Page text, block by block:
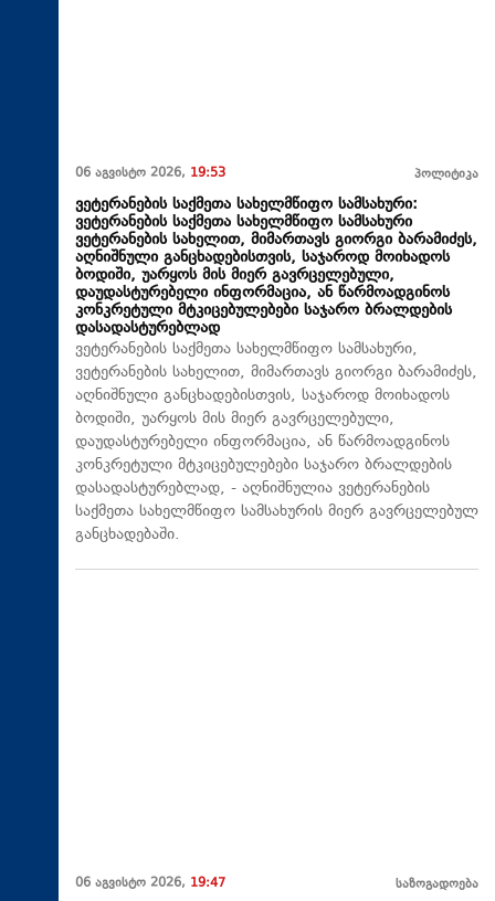
06 აგვისტო 2026, 19:53 პოლიტიკა
ვეტერანების საქმეთა სახელმწიფო სამსახური:
ვეტერანების საქმეთა სახელმწიფო სამსახური
ვეტერანების სახელით, მიმართავს გიორგი ბარამიძეს,
აღნიშნული განცხადებისთვის, საჯაროდ მოიხადოს
ბოდიში, უარყოს მის მიერ გავრცელებული,
დაუდასტურებელი ინფორმაცია, ან წარმოადგინოს
კონკრეტული მტკიცებულებები საჯარო ბრალდების
დასადასტურებლად
ვეტერანების საქმეთა სახელმწიფო სამსახური,
ვეტერანების სახელით, მიმართავს გიორგი ბარამიძეს,
აღნიშნული განცხადებისთვის, საჯაროდ მოიხადოს
ბოდიში, უარყოს მის მიერ გავრცელებული,
დაუდასტურებელი ინფორმაცია, ან წარმოადგინოს
კონკრეტული მტკიცებულებები საჯარო ბრალდების
დასადასტურებლად, - აღნიშნულია ვეტერანების
საქმეთა სახელმწიფო სამსახურის მიერ გავრცელებულ
განცხადებაში.
06 აგვისტო 2026, 19:47 საზოგადოება